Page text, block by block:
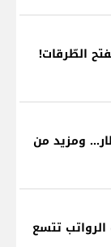
الطّرقات!
ومزيد من
تتسع